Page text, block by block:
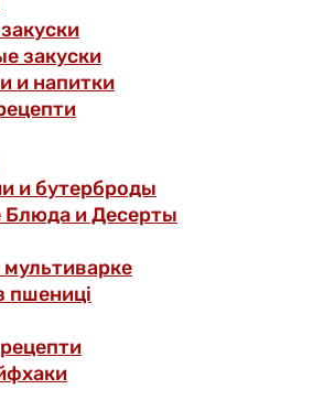
закуски
и напитки
и бутерброды
Блюда и Десерты
пшениці